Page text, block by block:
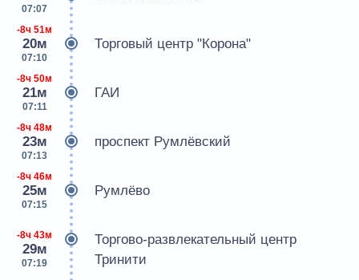
07:07
-8ч 51м
20м
07:10
Торговый центр "Корона"
-8ч 50м
21м
07:11
ГАИ
-8ч 48м
23м
07:13
проспект Румлёвский
-8ч 46м
25м
07:15
Румлёво
-8ч 43м
29м
07:19
Торгово-развлекательный центр
Тринити